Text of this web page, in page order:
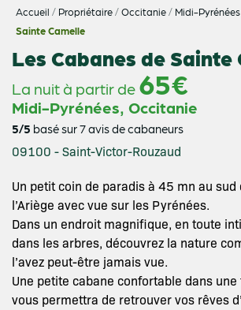
Accueil / Propriétaire/Occitanie/ Midi-Pyrénées
Sainte Camelle
Les Cabanes de Sainte
La nuit à partir de65€
Midi-Pyrénées, Occitanie
5/5 basé sur 7 avis de cabaneurs
09100 - Saint-Victor-Rouzaud
Un petit coin de paradis à 45 mn au sud
l’Ariège avec vue sur les Pyrénées.
Dans un endroit magnifique, en toute
dans les arbres, découvrez la nature
l’avez peut-être jamais vue.
Une petite cabane confortable dans
vous permettra de retrouver vos rêves